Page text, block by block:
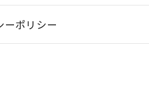
ーポリシー